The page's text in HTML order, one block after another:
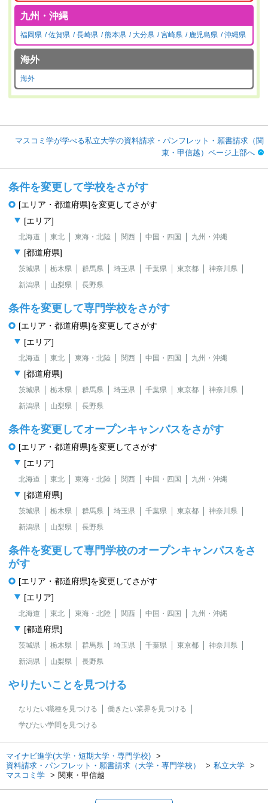
九州・沖縄
福岡県 佐賀県 長崎県 熊本県 大分県 宮崎県 鹿児島県 沖縄県
海外
海外
マスコミ学が学べる私立大学の資料請求・パンフレット・願書請求（関
東・甲信越）ページ上部へ
条件を変更して学校をさがす
[エリア・都道府県]を変更してさがす
[エリア]
北海道 東北 東海・北陸 関西 中国・四国 九州・沖縄
[都道府県]
茨城県 栃木県 群馬県 埼玉県 千葉県 東京都
神奈川県
新潟県
山梨県 長野県
条件を変更して専門学校をさがす
[エリア・都道府県]を変更してさがす
[エリア]
北海道 東北 東海・北陸 関西 中国・四国 九州・沖縄
[都道府県]
茨城県 栃木県 群馬県 埼玉県 千葉県 東京都
神奈川県
新潟県
山梨県 長野県
条件を変更してオープンキャンパスをさがす
[エリア・都道府県]を変更してさがす
[エリア]
北海道 東北 東海・北陸 関西 中国・四国 九州・沖縄
[都道府県]
茨城県 栃木県 群馬県 埼玉県 千葉県 東京都
神奈川県
新潟県
山梨県 長野県
条件を変更して専門学校のオープンキャンパスをさ
がす
[エリア・都道府県]を変更してさがす
[エリア]
北海道 東北 東海・北陸 関西 中国・四国 九州・沖縄
[都道府県]
茨城県 栃木県 群馬県 埼玉県 千葉県 東京都
神奈川県
新潟県
山梨県 長野県
やりたいことを見つける
なりたい職種を見つける
働きたい業界を見つける
学びたい学問を見つける
マイナビ進学(大学・短期大学・専門学校)
資料請求・パンフレット・願書請求（大学・専門学校）
私立大学
マスコミ学
関東・甲信越